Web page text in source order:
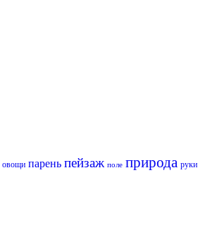
овощи парень пейзаж поле природа руки